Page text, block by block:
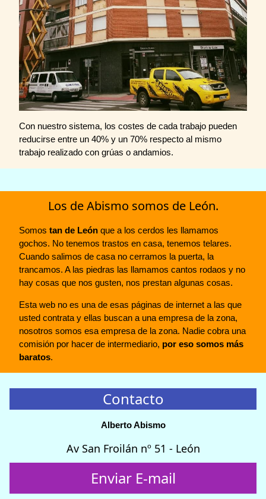
Con nuestro sistema, los costes de cada trabajo pueden
reducirse entre un 40% y un 70% respecto al mismo
trabajo realizado con grúas o andamios.
Los de Abismo somos de León.
Somos tan de León que a los cerdos les llamamos
gochos. No tenemos trastos en casa, tenemos telares.
Cuando salimos de casa no cerramos la puerta, la
trancamos. A las piedras las llamamos cantos rodaos y no
hay cosas que nos gusten, nos prestan algunas cosas.
Esta web no es una de esas páginas de internet a las que
usted contrata y ellas buscan a una empresa de la zona,
nosotros somos esa empresa de la zona. Nadie cobra una
comisión por hacer de intermediario, por eso somos más
baratos.
Contacto
Alberto Abismo
Av San Froilán nº 51 - León
Enviar E-mail